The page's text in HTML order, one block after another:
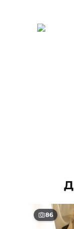
86